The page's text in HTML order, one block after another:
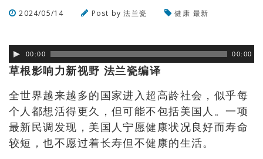
2024/05/14 Post by法兰瓷 健康 最新
00:00 00:00
草根影响力新视野 法兰瓷编译
全世界越来越多的国家进入超高龄社会，似乎每
个人都想活得更久，但可能不包括美国人。一项
最新民调发现，美国人宁愿健康状况良好而寿命
较短，也不愿过着长寿但不健康的生活。